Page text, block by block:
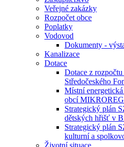
Veřejné zakázky
Rozpočet obce
Poplatky
Vodovod
Dokumenty -
Kanalizace
Dotace
Dotace z
Středočeského
Místní
obcí
Strategický plán
dětských hřišť v
Strategický plán
kulturní a
Životní situace